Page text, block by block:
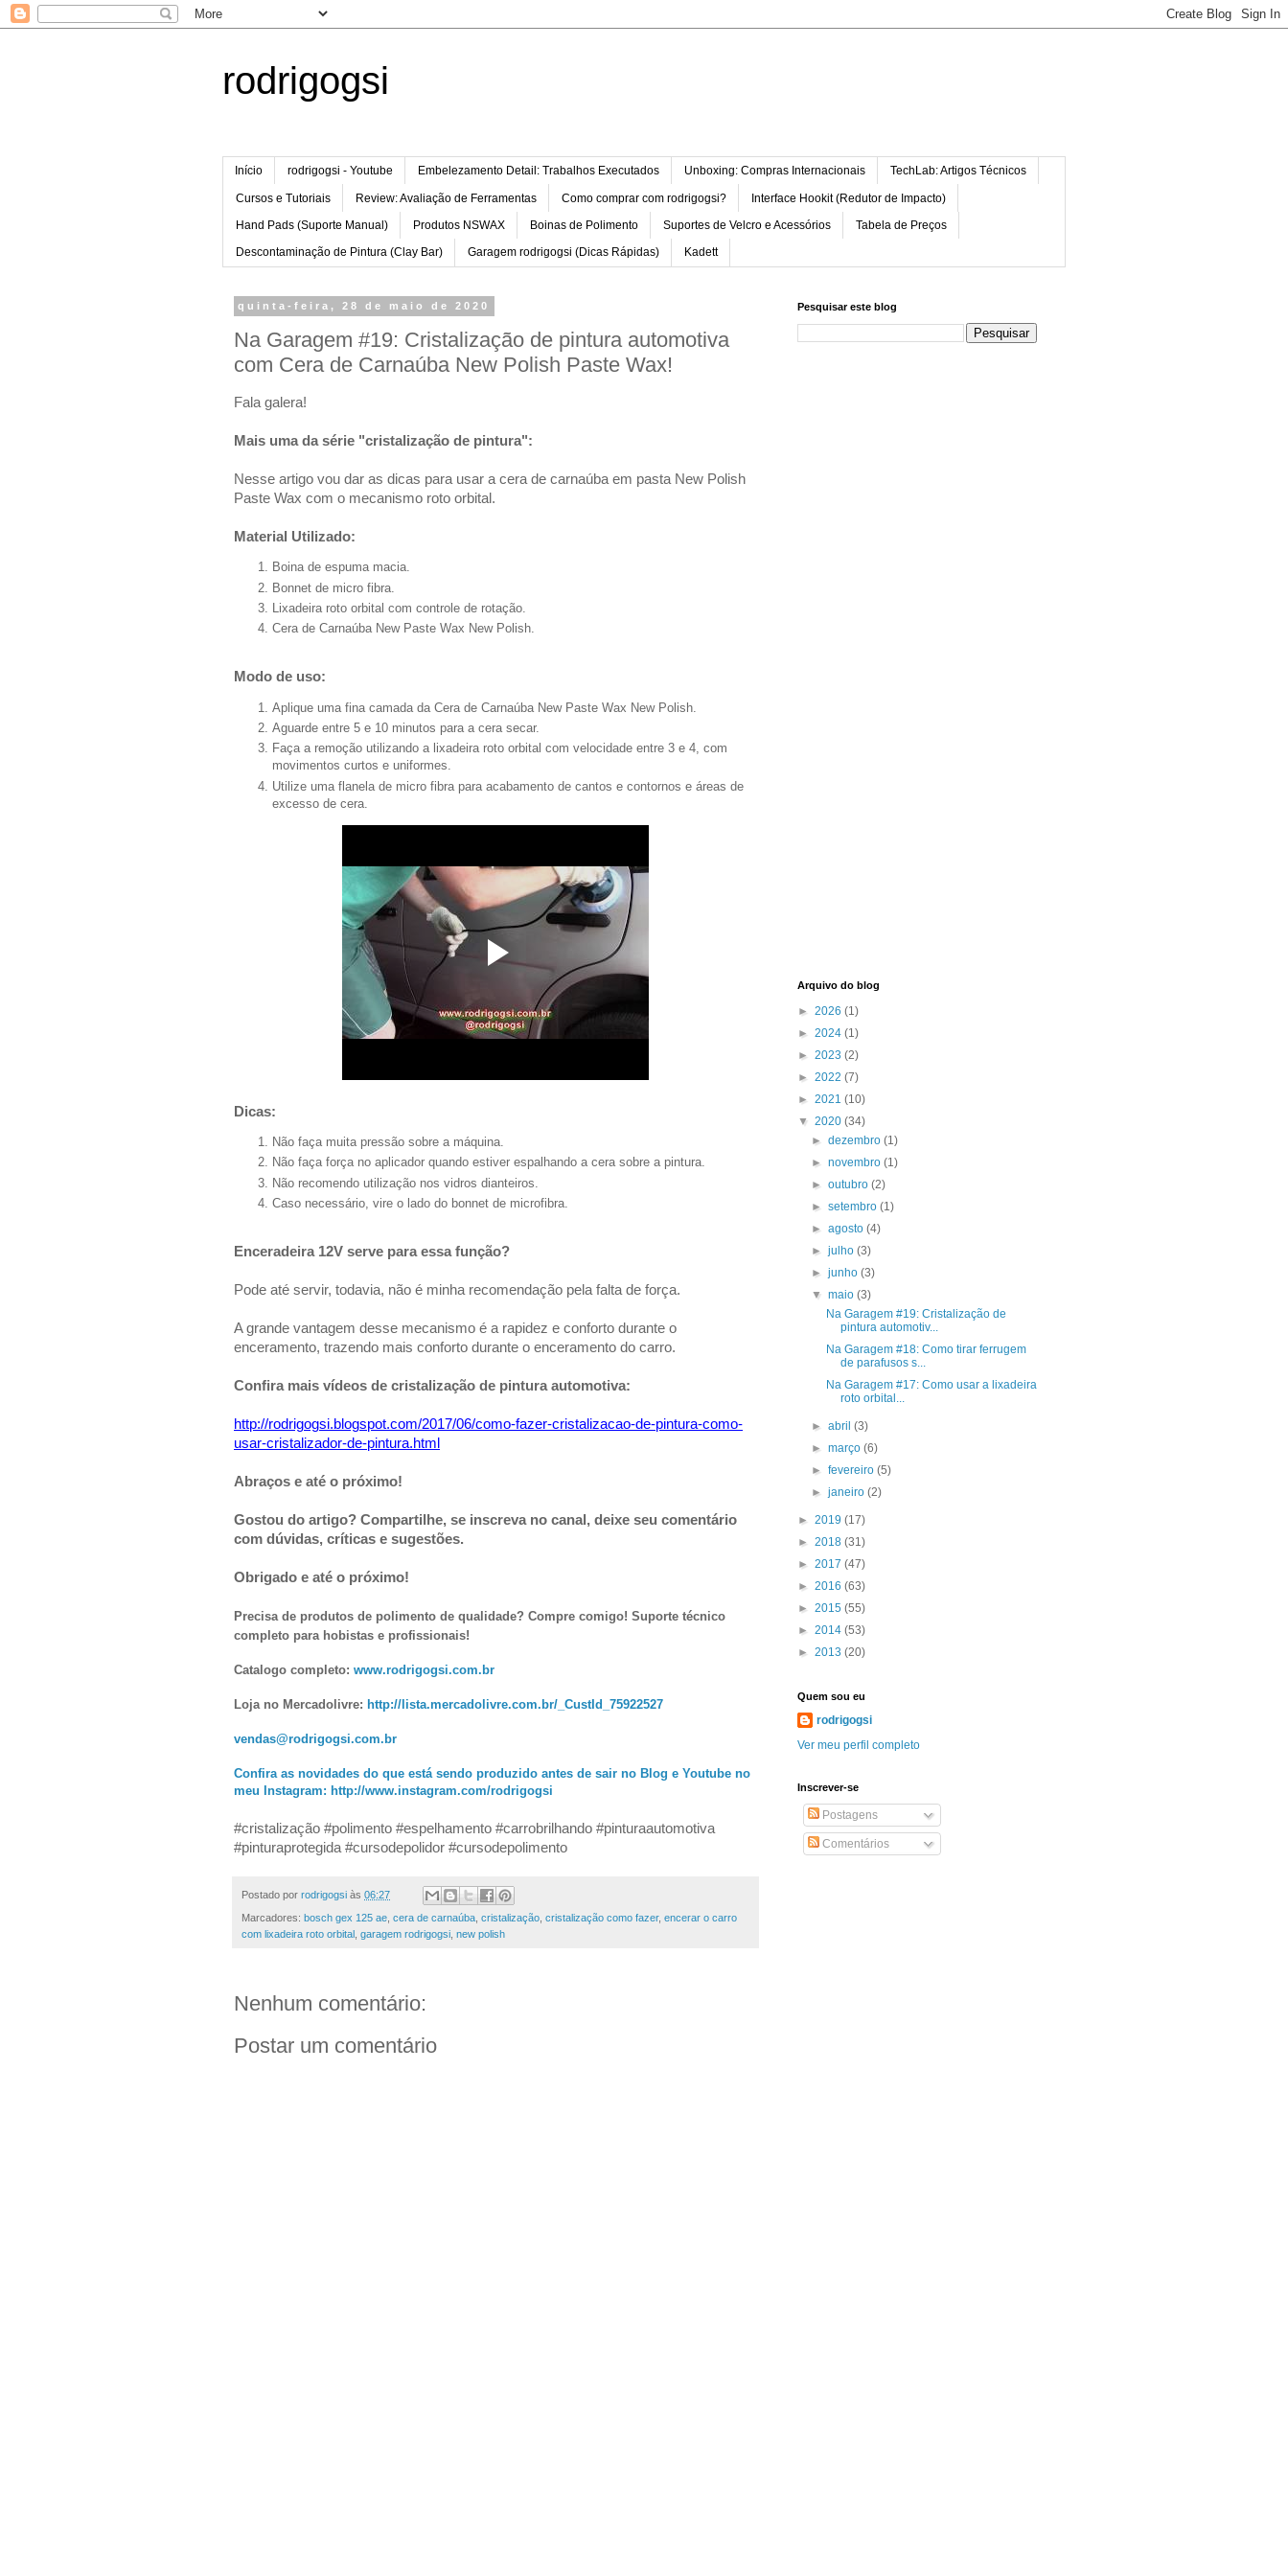
rodrigogsi
Início rodrigogsi - Youtube Embelezamento Detail: Trabalhos Executados Unboxing: Compras Internacionais TechLab: Artigos Técnicos
Cursos e Tutoriais Review: Avaliação de Ferramentas Como comprar com rodrigogsi? Interface Hookit (Redutor de Impacto)
Hand Pads (Suporte Manual) Produtos NSWAX Boinas de Polimento Suportes de Velcro e Acessórios Tabela de Preços
Descontaminação de Pintura (Clay Bar) Garagem rodrigogsi (Dicas Rápidas) Kadett
quinta-feira, 28 de maio de 2020
Na Garagem #19: Cristalização de pintura automotiva
com Cera de Carnaúba New Polish Paste Wax!
Fala galera!
Mais uma da série "cristalização de pintura":
Nesse artigo vou dar as dicas para usar a cera de carnaúba em pasta New Polish
Paste Wax com o mecanismo roto orbital.
Material Utilizado:
Boina de espuma macia.
Bonnet de micro fibra.
Lixadeira roto orbital com controle de rotação.
Cera de Carnaúba New Paste Wax New Polish.
Modo de uso:
Aplique uma fina camada da Cera de Carnaúba New Paste Wax New Polish.
Aguarde entre 5 e 10 minutos para a cera secar.
Faça a remoção utilizando a lixadeira roto orbital com velocidade entre 3 e 4, com
movimentos curtos e uniformes.
Utilize uma flanela de micro fibra para acabamento de cantos e contornos e áreas de
excesso de cera.
Dicas:
Não faça muita pressão sobre a máquina.
Não faça força no aplicador quando estiver espalhando a cera sobre a pintura.
Não recomendo utilização nos vidros dianteiros.
Caso necessário, vire o lado do bonnet de microfibra.
Enceradeira 12V serve para essa função?
Pode até servir, todavia, não é minha recomendação pela falta de força.
A grande vantagem desse mecanismo é a rapidez e conforto durante o
enceramento, trazendo mais conforto durante o enceramento do carro.
Confira mais vídeos de cristalização de pintura automotiva:
http://rodrigogsi.blogspot.com/2017/06/como-fazer-cristalizacao-de-pintura-como-
usar-cristalizador-de-pintura.html
Abraços e até o próximo!
Gostou do artigo? Compartilhe, se inscreva no canal, deixe seu comentário
com dúvidas, críticas e sugestões.
Obrigado e até o próximo!
Precisa de produtos de polimento de qualidade? Compre comigo! Suporte técnico
completo para hobistas e profissionais!
Catalogo completo: www.rodrigogsi.com.br
Loja no Mercadolivre: http://lista.mercadolivre.com.br/_CustId_75922527
vendas@rodrigogsi.com.br
Confira as novidades do que está sendo produzido antes de sair no Blog e Youtube no
meu Instagram: http://www.instagram.com/rodrigogsi
#cristalização #polimento #espelhamento #carrobrilhando #pinturaautomotiva
#pinturaprotegida #cursodepolidor #cursodepolimento
Postado por rodrigogsi às 06:27
Marcadores: bosch gex 125 ae cera de carnaúba cristalização cristalização como fazer, encerar o carro
com lixadeira roto orbital
garagem rodrigogsi new polish
Nenhum comentário:
Postar um comentário
Pesquisar este blog
Arquivo do blog
► 2026 (1)
► 2024 (1)
► 2023 (2)
► 2022 (7)
► 2021 (10)
▼ 2020 (34)
►dezembro(1)
►novembro(1)
►outubro(2)
►setembro(1)
►agosto(4)
►julho(3)
►junho(3)
▼maio(3)
Na Garagem #19: Cristalização de
pintura automotiv...
Na Garagem #18: Como tirar ferrugem
de parafusos s...
Na Garagem #17: Como usar a lixadeira
roto orbital...
►abril(3)
►março(6)
►fevereiro(5)
►janeiro(2)
► 2019 (17)
► 2018 (31)
► 2017 (47)
► 2016 (63)
► 2015 (55)
► 2014 (53)
► 2013 (20)
Quem sou eu
rodrigogsi
Ver meu perfil completo
Inscrever-se
Postagens
Comentários